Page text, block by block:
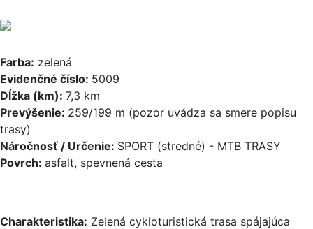
Farba: zelená
Evidenčné číslo: 5009
Dĺžka (km): 7,3 km
Prevýšenie: 259/199 m (pozor uvádza sa smere popisu
trasy)
Náročnosť / Určenie: SPORT (stredné) - MTB TRASY
Povrch: asfalt, spevnená cesta
Charakteristika: Zelená cykloturistická trasa spájajúca